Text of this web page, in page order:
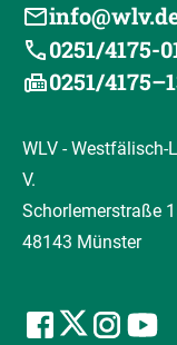
0251/4175-
0251/
WLV -
V.
Schorlemerstraße
48143 Münster